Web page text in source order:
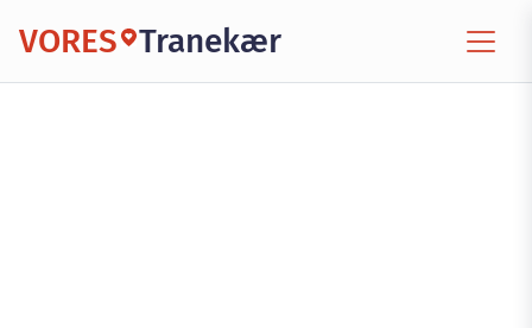
VORES Tranekær